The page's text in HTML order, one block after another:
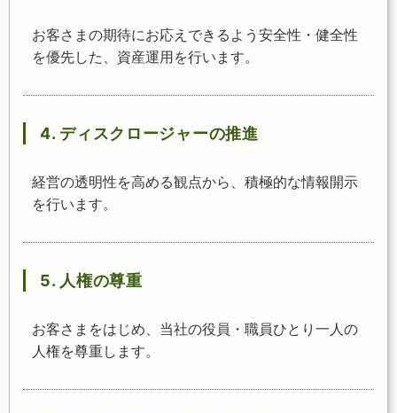
お客さまの期待にお応えできるよう安全性・健全性
を優先した、資産運用を行います。
4. ディスクロージャーの推進
経営の透明性を高める観点から、積極的な情報開示
を行います。
5. 人権の尊重
お客さまをはじめ、当社の役員・職員ひとり一人の
人権を尊重します。